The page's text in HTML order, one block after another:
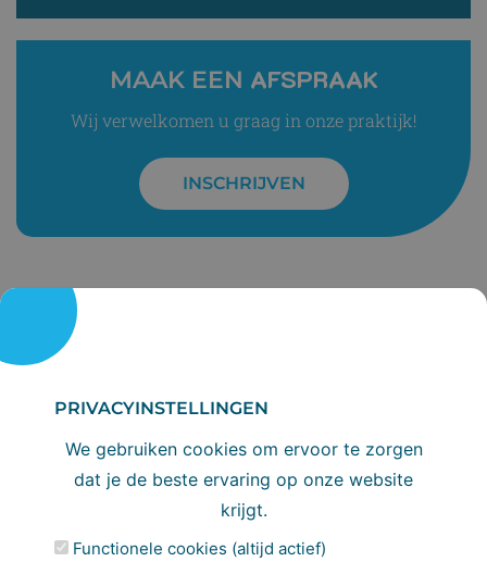
MAAK EEN AFSPRAAK
Wij verwelkomen u graag in onze praktijk!
INSCHRIJVEN
DIRECTINSCHRIJVEN
Wil je jezelf of je gezin inschrijven bij onze
tandartspraktijk? Je bent van harte welkom!
We kijken ernaar uit om je de beste
PRIVACYINSTELLINGEN
We gebruiken cookies om ervoor te zorgen
dat je de beste ervaring op onze website
krijgt.
Functionele cookies (altijd actief)